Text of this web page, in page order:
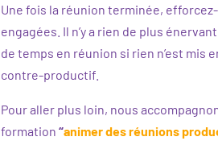
Une fois la réunion terminée,
engagées. Il n’y a rien de plus
de temps en réunion si rien n’est mis
contre-productif.
Pour aller plus loin, nous
formation “animer des réunions